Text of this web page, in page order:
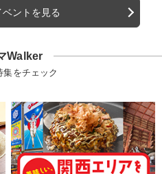
ントを見る
Walker
集をチェック